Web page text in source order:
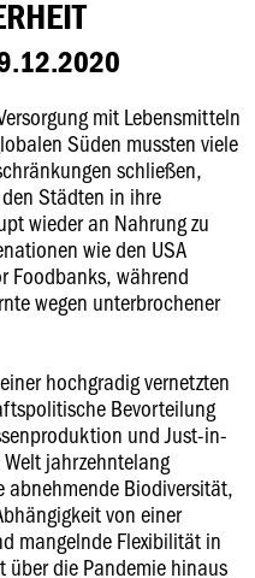
9.12.2020
mit Lebensmitteln
Süden mussten viele
schließen,
Städten in ihre
wieder an Nahrung zu
wie den USA
Foodbanks, während
wegen unterbrochener
hochgradig vernetzten
Bevorteilung
und Just-in-
jahrzehntelang
abnehmende Biodiversität,
von einer
mangelnde Flexibilität in
über die Pandemie hinaus